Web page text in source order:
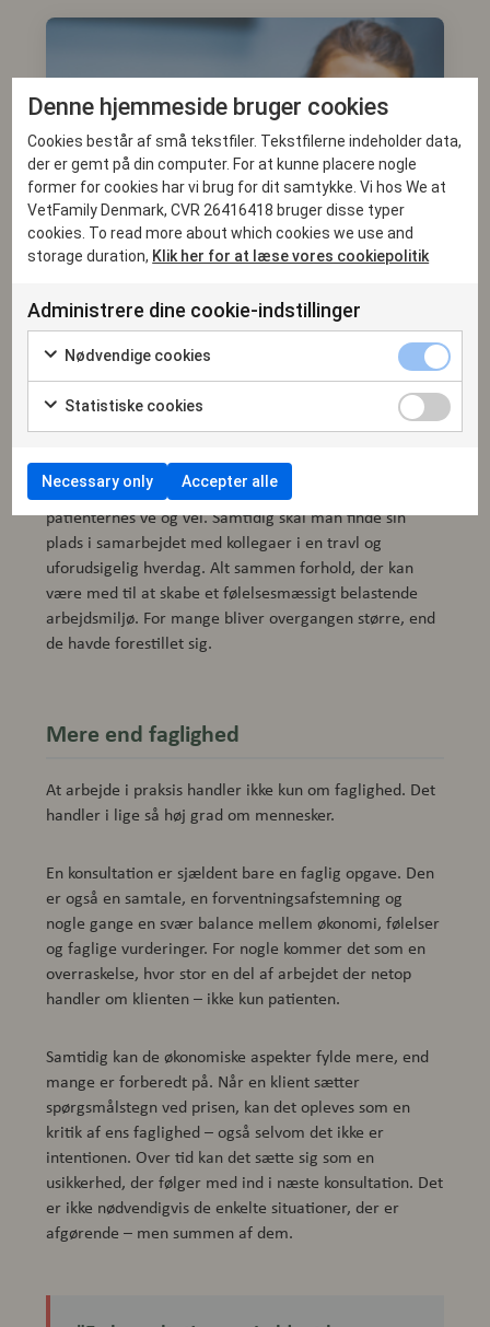
Pludselig står man med krævende og bekymrede
klienter, økonomiske beslutninger og ansvaret for
patienternes ve og vel. Samtidig skal man finde sin
plads i samarbejdet med kollegaer i en travl og
uforudsigelig hverdag. Alt sammen forhold, der kan
være med til at skabe et følelsesmæssigt belastende
arbejdsmiljø. For mange bliver overgangen større, end
de havde forestillet sig.
Mere end faglighed
At arbejde i praksis handler ikke kun om faglighed. Det
handler i lige så høj grad om mennesker.
En konsultation er sjældent bare en faglig opgave. Den
er også en samtale, en forventningsafstemning og
nogle gange en svær balance mellem økonomi, følelser
og faglige vurderinger. For nogle kommer det som en
overraskelse, hvor stor en del af arbejdet der netop
handler om klienten – ikke kun patienten.
Samtidig kan de økonomiske aspekter fylde mere, end
mange er forberedt på. Når en klient sætter
spørgsmålstegn ved prisen, kan det opleves som en
kritik af ens faglighed – også selvom det ikke er
intentionen. Over tid kan det sætte sig som en
usikkerhed, der følger med ind i næste konsultation. Det
er ikke nødvendigvis de enkelte situationer, der er
afgørende – men summen af dem.
Denne hjemmeside bruger cookies
Cookies består af små tekstfiler. Tekstfilerne indeholder data,
der er gemt på din computer. For at kunne placere nogle
former for cookies har vi brug for dit samtykke. Vi hos We at
VetFamily Denmark, CVR 26416418 bruger disse typer
cookies. To read more about which cookies we use and
storage duration, Klik her for at læse vores cookiepolitik
Administrere dine cookie-indstillinger
Nødvendige cookies
Statistiske cookies
Necessary only Accepter alle